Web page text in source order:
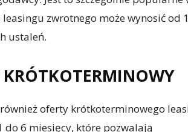
zwrotnego może wynosić od
ustaleń.
KRÓTKOTERMINOWY
oferty krótkoterminowego
do 6 miesięcy, które pozwalają